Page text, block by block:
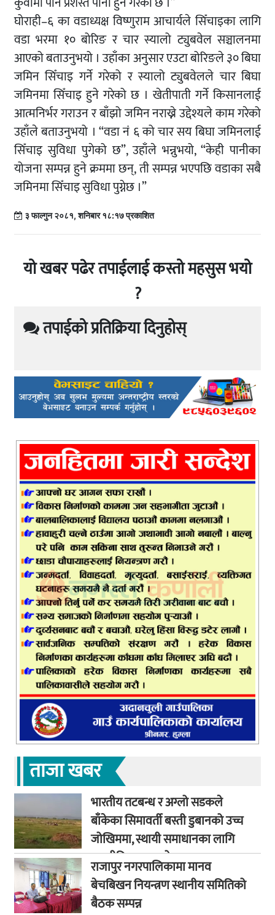
घोराही–६ का वडाध्यक्ष विष्णुराम आचार्यले सिँचाइका लागि
वडा भरमा १० बोरिङ र चार स्यालो ट्युबवेल सञ्चालनमा
आएको बताउनुभयो । उहाँका अनुसार एउटा बोरिङले ३० बिघा
जमिन सिँचाइ गर्ने गरेको र स्यालो ट्युबवेलले चार बिघा
जमिनमा सिँचाइ हुने गरेको छ । खेतीपाती गर्ने किसानलाई
आत्मनिर्भर गराउन र बाँझो जमिन नराख्ने उद्देश्यले काम गरेको
उहाँले बताउनुभयो । “वडा नं ६ को चार सय बिघा जमिनलाई
सिँचाइ सुविधा पुगेको छ”, उहाँले भन्नुभयो, “केही पानीका
योजना सम्पन्न हुने क्रममा छन्, ती सम्पन्न भएपछि वडाका सबै
जमिनमा सिँचाइ सुविधा पुग्नेछ ।”
३ फाल्गुन २०८१, शनिबार १८:१७ प्रकाशित
यो खबर पढेर तपाईलाई कस्तो महसुस भयो
?
तपाईको प्रतिक्रिया दिनुहोस्
ताजा खबर
भारतीय तटबन्ध र अग्लो सडकले
बाँकेका सिमावर्ती बस्ती डुबानको उच्च
जोखिममा, स्थायी समाधानका लागि
कूटनीतिक पहलको माग
राजापुर नगरपालिकामा मानव
बेचबिखन नियन्त्रण स्थानीय समितिको
बैठक सम्पन्न